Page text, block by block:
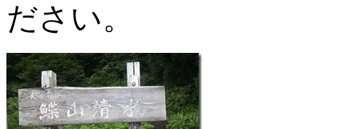
ださい。